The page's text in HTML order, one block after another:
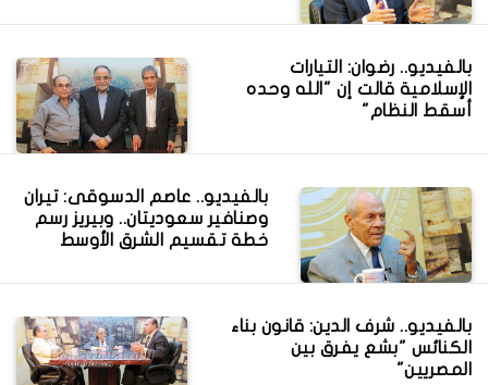
بالفيديو.. رضوان: التيارات
الإسلامية قالت إن "الله وحده
أسقط النظام"
بالفيديو.. عاصم الدسوقى: تيران
وصنافير سعوديتان.. وبيريز رسم
خطة تقسيم الشرق الأوسط
بالفيديو.. شرف الدين: قانون بناء
الكنائس "بشع يفرق بين
المصريين"